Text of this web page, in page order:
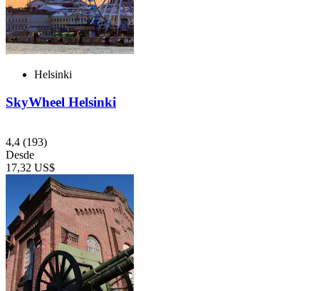
Helsinki
SkyWheel Helsinki
4,4 (193)
Desde
17,32 US$